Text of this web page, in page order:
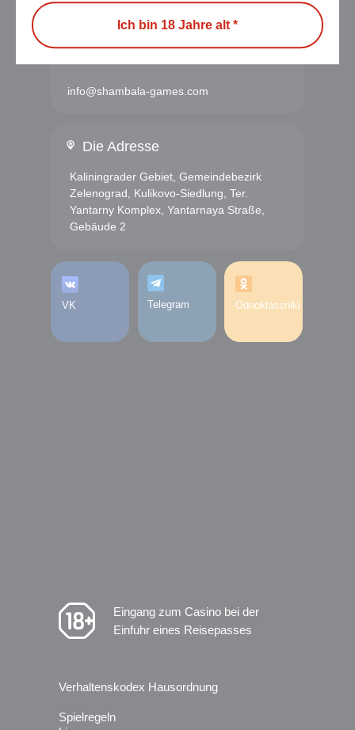
Ich bin 18 Jahre alt *
E-mail
info@shambala-games.com
Die Adresse
Kaliningrader Gebiet, Gemeindebezirk
Zelenograd, Kulikovo-Siedlung, Ter.
Yantarny Komplex, Yantarnaya Straße,
Gebäude 2
VK Telegram Odnoklassniki
Eingang zum Casino bei der
Einfuhr eines Reisepasses
Verhaltenskodex Hausordnung
Spielregeln